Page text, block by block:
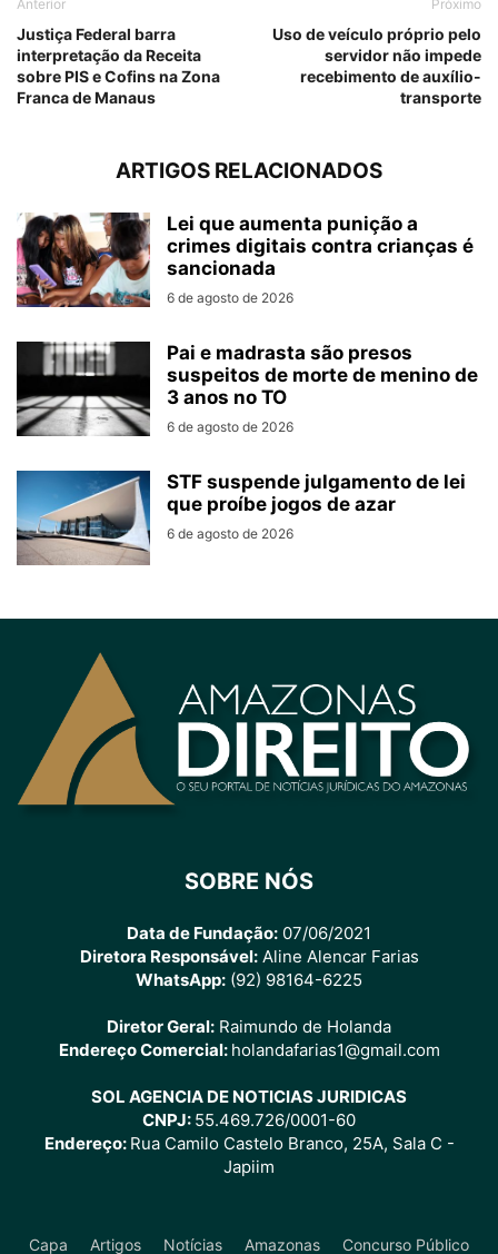
Anterior
Justiça Federal barra
interpretação da Receita
sobre PIS e Cofins na Zona
Franca de Manaus
Próximo
Uso de veículo próprio pelo
servidor não impede
recebimento de auxílio-
transporte
ARTIGOS RELACIONADOS
Lei que aumenta punição a
crimes digitais contra crianças é
sancionada
6 de agosto de 2026
Pai e madrasta são presos
suspeitos de morte de menino de
3 anos no TO
6 de agosto de 2026
STF suspende julgamento de lei
que proíbe jogos de azar
6 de agosto de 2026
SOBRE NÓS
Data de Fundação: 07/06/2021
Diretora Responsável:Aline Alencar Farias
WhatsApp: (92) 98164-6225
Diretor Geral: Raimundo de Holanda
Endereço Comercial: holandafarias1@gmail.com
SOL AGENCIA DE NOTICIAS JURIDICAS
CNPJ: 55.469.726/0001-60
Endereço: Rua Camilo Castelo Branco, 25A, Sala C -
Japiim
Capa Artigos Notícias Amazonas Concurso Público